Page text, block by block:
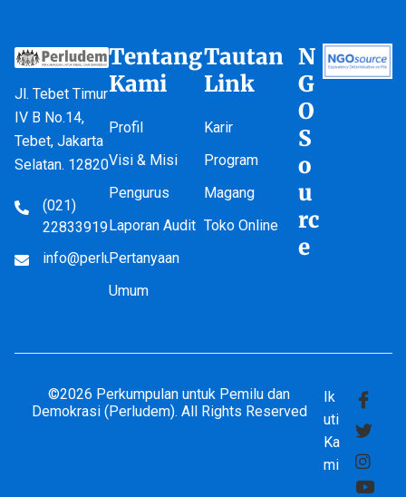
Jl. Tebet Timur
IV B No.14,
Tebet, Jakarta
Selatan. 12820
(021)
22833919
info@perludem.or.id
Tentang
Kami
Profil
Visi & Misi
Pengurus
Laporan Audit
Pertanyaan
Umum
Tautan
Link
Karir
Program
Magang
Toko Online
N
G
O
S
o
u
rc
e
©2026 Perkumpulan untuk Pemilu dan
Demokrasi (Perludem). All Rights Reserved
Ik
uti
Ka
mi